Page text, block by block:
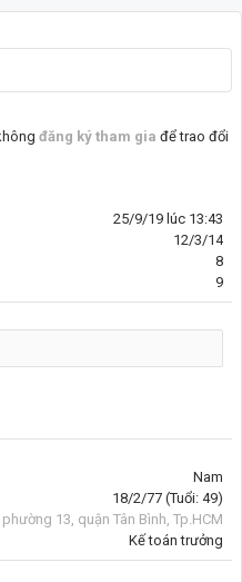
đăng ký tham gia để trao đổi
25/9/19 lúc 13:43
12/3/14
8
9
Nam
18/2/77 (Tuổi: 49)
13, quận Tân Bình, Tp.HCM
Kế toán trưởng